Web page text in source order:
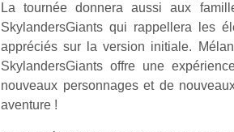
La tournée donnera aussi aux
SkylandersGiants qui rappellera les
appréciés sur la version initiale.
SkylandersGiants offre une
nouveaux personnages et de
aventure !